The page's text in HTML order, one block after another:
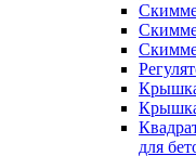
Крышка
для